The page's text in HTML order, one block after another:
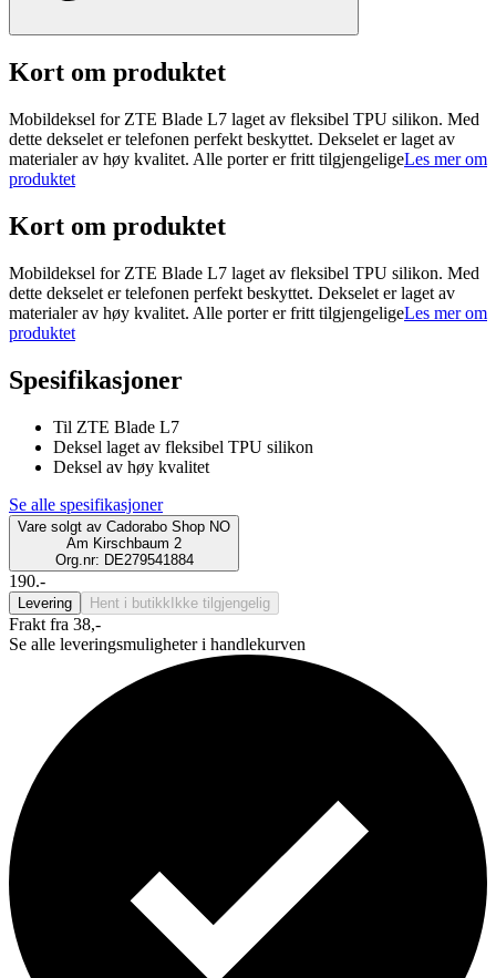
Kort om produktet
Mobildeksel for ZTE Blade L7 laget av fleksibel TPU silikon. Med
dette dekselet er telefonen perfekt beskyttet. Dekselet er laget av
materialer av høy kvalitet. Alle porter er fritt tilgjengeligeLes mer om
produktet
Kort om produktet
Mobildeksel for ZTE Blade L7 laget av fleksibel TPU silikon. Med
dette dekselet er telefonen perfekt beskyttet. Dekselet er laget av
materialer av høy kvalitet. Alle porter er fritt tilgjengeligeLes mer om
produktet
Spesifikasjoner
Til ZTE Blade L7
Deksel laget av fleksibel TPU silikon
Deksel av høy kvalitet
Se alle spesifikasjoner
Vare solgt av Cadorabo Shop NO
Am Kirschbaum 2
Org.nr: DE279541884
190.-
Levering Hent i butikk Ikke tilgjengelig
Frakt fra 38,-
Se alle leveringsmuligheter i handlekurven